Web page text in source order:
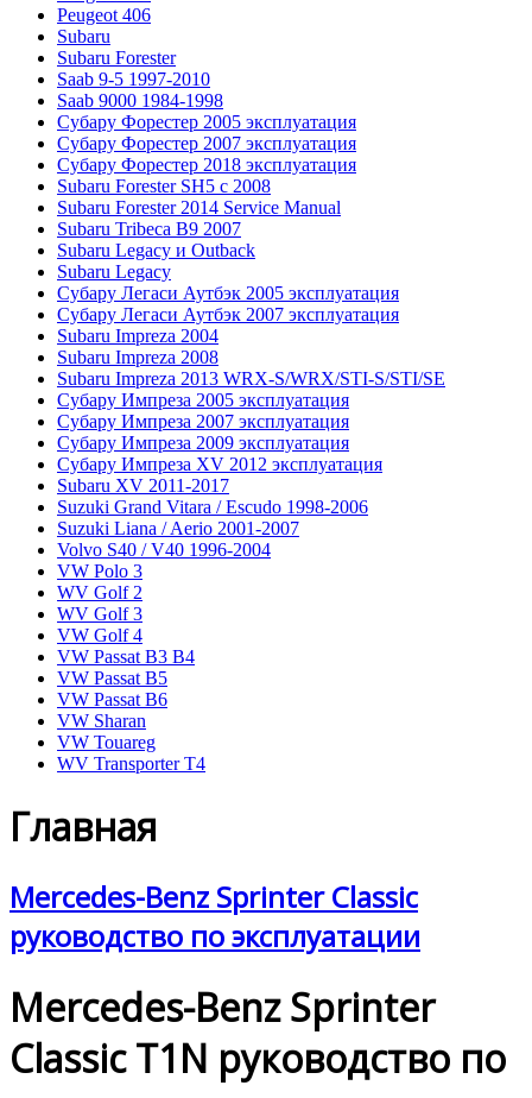
Peugeot 406
Subaru
Subaru Forester
Saab 9-5 1997-2010
Saab 9000 1984-1998
Субару Форестер 2005 эксплуатация
Субару Форестер 2007 эксплуатация
Субару Форестер 2018 эксплуатация
Subaru Forester SH5 с 2008
Subaru Forester 2014 Service Manual
Subaru Tribeca В9 2007
Subaru Legacy и Outback
Subaru Legacy
Субару Легаси Аутбэк 2005 эксплуатация
Субару Легаси Аутбэк 2007 эксплуатация
Subaru Impreza 2004
Subaru Impreza 2008
Subaru Impreza 2013 WRX-S/WRX/STI-S/STI/SE
Субару Импреза 2005 эксплуатация
Субару Импреза 2007 эксплуатация
Субару Импреза 2009 эксплуатация
Субару Импреза XV 2012 эксплуатация
Subaru XV 2011-2017
Suzuki Grand Vitara / Escudo 1998-2006
Suzuki Liana / Aerio 2001-2007
Volvo S40 / V40 1996-2004
VW Polo 3
WV Golf 2
WV Golf 3
VW Golf 4
VW Passat B3 B4
VW Passat B5
VW Passat B6
VW Sharan
VW Touareg
WV Transporter T4
Главная
Mercedes-Benz Sprinter Classic
руководство по эксплуатации
Mercedes-Benz Sprinter
Classic T1N руководство по